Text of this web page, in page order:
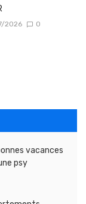
2026 0
vacances
psy